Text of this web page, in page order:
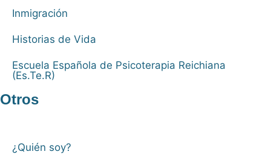
Inmigración
Historias de Vida
Escuela Española de Psicoterapia Reichiana
(Es.Te.R)
Otros
¿Quién soy?